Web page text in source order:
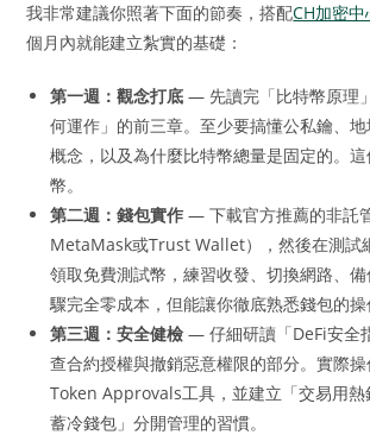
我非常建議你照著下面的節奏，搭配CH加密
個月內就能建立紮實的基礎：
第一週：觀念打底 — 先讀完「比特幣原理
何運作」的前三章。至少要搞懂公私鑰、
概念，以及為什麼比特幣總量是固定的。
幣。
第二週：錢包實作 — 下載官方推薦的非託
MetaMask或Trust Wallet），然後在測試
領取免費測試幣，練習收發、切換網路、
驟完全零成本，但能讓你徹底熟悉錢包的操
第三週：安全健檢 — 仔細研讀「DeFi安全
查合約授權與撤銷惡意權限的部分。實際
Token Approvals工具，並建立「交易用熱
蓄冷錢包」分開管理的習慣。